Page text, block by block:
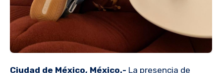
Ciudad de México, México.- La presencia de